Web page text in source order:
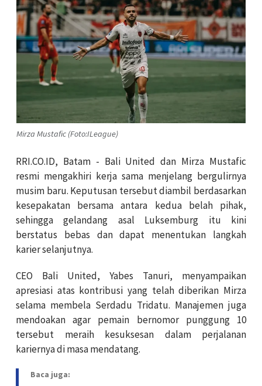
Mirza Mustafic (Foto:ILeague)
RRI.CO.ID, Batam - Bali United dan Mirza Mustafic
resmi mengakhiri kerja sama menjelang bergulirnya
musim baru. Keputusan tersebut diambil berdasarkan
kesepakatan bersama antara kedua belah pihak,
sehingga gelandang asal Luksemburg itu kini
berstatus bebas dan dapat menentukan langkah
karier selanjutnya.
CEO Bali United, Yabes Tanuri, menyampaikan
apresiasi atas kontribusi yang telah diberikan Mirza
selama membela Serdadu Tridatu. Manajemen juga
mendoakan agar pemain bernomor punggung 10
tersebut meraih kesuksesan dalam perjalanan
kariernya di masa mendatang.
Baca juga: